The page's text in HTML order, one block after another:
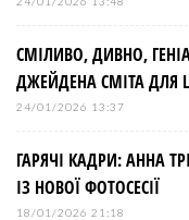
СМІЛИВО, ДИВНО,
ДЖЕЙДЕНА СМІТА ДЛЯ
24/01/2026 13:37
ГАРЯЧІ КАДРИ: АННА
ІЗ НОВОЇ ФОТОСЕСІЇ
18/01/2026 21:18